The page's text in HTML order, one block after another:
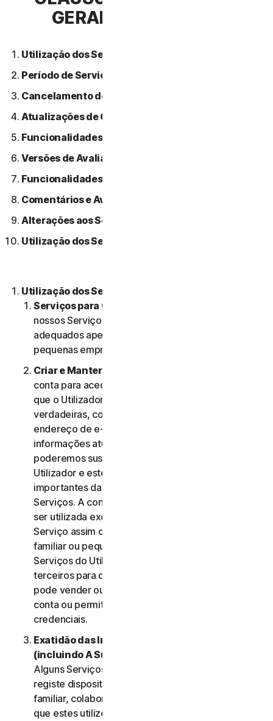
GERAIS DE SERVIÇO
Utilização dos Serviços.
Período de Serviço.
Cancelamento do Serviço.
Atualizações de Conteúdo.
Funcionalidades ou Conteúdos de Terceiros.
Versões de Avaliação Gratuitas.
Funcionalidades Beta.
Comentários e Avaliações.
Alterações aos Serviços.
Utilização dos Serviços Através de uma Rede.
Utilização dos Serviços.
Serviços para Consumidores ou Empresas
nossos Serviços para Consumidores são criados e
adequados apenas para consumidores e não para
pequenas empresas.
Criar e Manter uma Conta.
conta para aceder e usar os Serviços. É importante
que o Utilizador forneça informações de conta
verdadeiras, completas e atualizadas (incluindo um
endereço de e-mail válido) e mantenha essas
informações atualizadas. Se não o fizer,
poderemos suspender ou cessar a conta do
Utilizador e este poderá não receber notificações
importantes da NortonLifeLock relativamente aos
Serviços. A conta do Utilizador é pessoal e deve
ser utilizada exclusivamente pelo mesmo (ou, se o
Serviço assim o permitir, pelo seu agregado
familiar ou pequena empresa) para gerir os
Serviços do Utilizador e não deve ser utilizada por
terceiros para qualquer finalidade. O Utilizador não
pode vender ou transferir as credenciais da sua
conta ou permitir que outras pessoas utilizem essas
credenciais.
Exatidão das Informações do Utilizador
(incluindo A Sua Família ou Pequena Empresa)
Alguns Serviços podem permitir que o Utilizador
registe dispositivos dos membros do seu agregado
familiar, colaboradores de Pequena Empresa para
que estes utilizem os Serviços. Nesses casos, o